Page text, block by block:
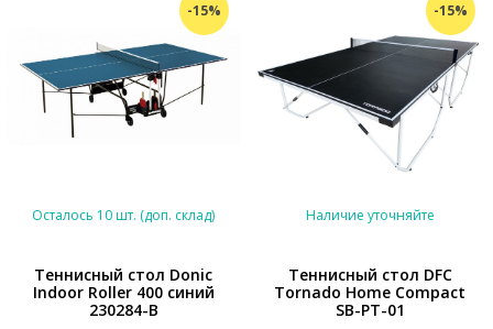
-15%
*}
Осталось 10 шт. (доп. склад)
Теннисный стол Donic
Indoor Roller 400 синий
230284-B
-15%
*}
Наличие уточняйте
Теннисный стол DFC
Tornado Home Compact
SB-PT-01